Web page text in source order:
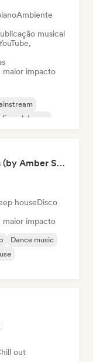
Ambiente
musical
maior impacto
French house
Dance Music ⚡ Club Hits (by Amber Sounds)
houseDisco
maior impacto
Dance music
out